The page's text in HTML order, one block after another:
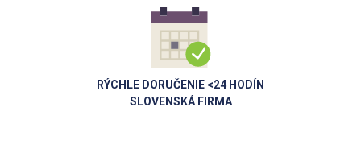
RÝCHLE DORUČENIE <24 HODÍN
SLOVENSKÁ FIRMA